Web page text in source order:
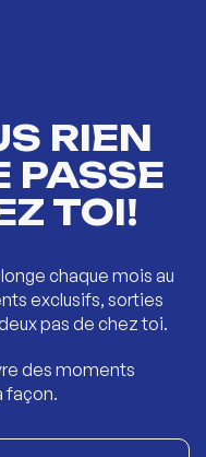
RIEN
PASSE
TOI!
chaque mois au
exclusifs, sorties
pas de chez toi.
des moments
façon.